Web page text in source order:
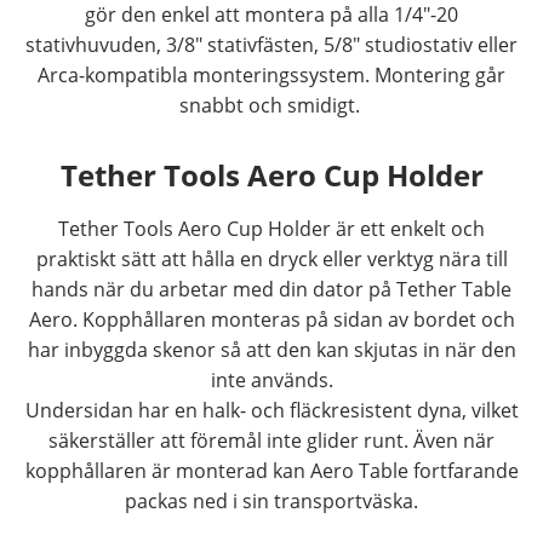
gör den enkel att montera på alla 1/4"-20
stativhuvuden, 3/8" stativfästen, 5/8" studiostativ eller
Arca-kompatibla monteringssystem. Montering går
snabbt och smidigt.
Tether Tools Aero Cup Holder
Tether Tools Aero Cup Holder är ett enkelt och
praktiskt sätt att hålla en dryck eller verktyg nära till
hands när du arbetar med din dator på Tether Table
Aero. Kopphållaren monteras på sidan av bordet och
har inbyggda skenor så att den kan skjutas in när den
inte används.
Undersidan har en halk- och fläckresistent dyna, vilket
säkerställer att föremål inte glider runt. Även när
kopphållaren är monterad kan Aero Table fortfarande
packas ned i sin transportväska.